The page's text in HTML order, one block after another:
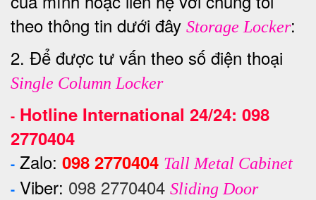
theo thông tin dưới đây Storage Locker:
2. Để được tư vấn theo số điện thoại
Single Column Locker
- Hotline International 24/24: 098
2770404
- Zalo: 098 2770404 Tall Metal Cabinet
- Viber: 098 2770404 Sliding Door